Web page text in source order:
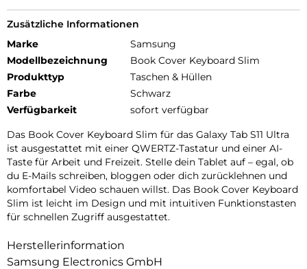
Zusätzliche Informationen
Marke
Samsung
Modellbezeichnung
Book Cover Keyboard Slim
Produkttyp
Taschen & Hüllen
Farbe
Schwarz
Verfügbarkeit
sofort verfügbar
Das Book Cover Keyboard Slim für das Galaxy Tab S11 Ultra
ist ausgestattet mit einer QWERTZ-Tastatur und einer AI-
Taste für Arbeit und Freizeit. Stelle dein Tablet auf – egal, ob
du E-Mails schreiben, bloggen oder dich zurücklehnen und
komfortabel Video schauen willst. Das Book Cover Keyboard
Slim ist leicht im Design und mit intuitiven Funktionstasten
für schnellen Zugriff ausgestattet.
Herstellerinformation
Samsung Electronics GmbH